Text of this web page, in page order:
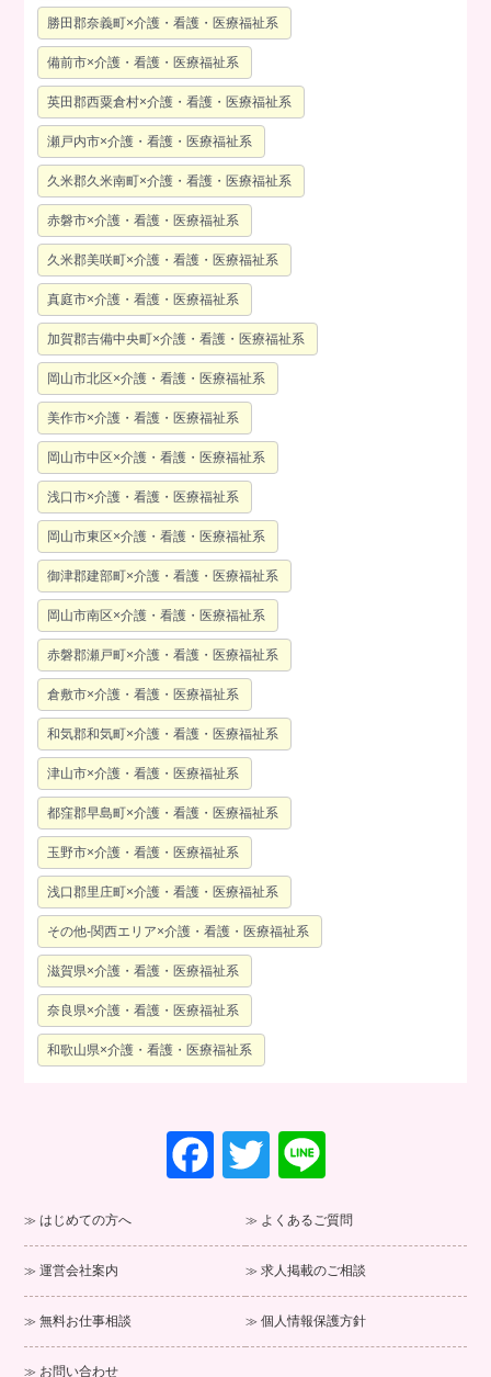
勝田郡奈義町×介護・看護・医療福祉系
備前市×介護・看護・医療福祉系
英田郡西粟倉村×介護・看護・医療福祉系
瀬戸内市×介護・看護・医療福祉系
久米郡久米南町×介護・看護・医療福祉系
赤磐市×介護・看護・医療福祉系
久米郡美咲町×介護・看護・医療福祉系
真庭市×介護・看護・医療福祉系
加賀郡吉備中央町×介護・看護・医療福祉系
岡山市北区×介護・看護・医療福祉系
美作市×介護・看護・医療福祉系
岡山市中区×介護・看護・医療福祉系
浅口市×介護・看護・医療福祉系
岡山市東区×介護・看護・医療福祉系
御津郡建部町×介護・看護・医療福祉系
岡山市南区×介護・看護・医療福祉系
赤磐郡瀬戸町×介護・看護・医療福祉系
倉敷市×介護・看護・医療福祉系
和気郡和気町×介護・看護・医療福祉系
津山市×介護・看護・医療福祉系
都窪郡早島町×介護・看護・医療福祉系
玉野市×介護・看護・医療福祉系
浅口郡里庄町×介護・看護・医療福祉系
その他-関西エリア×介護・看護・医療福祉系
滋賀県×介護・看護・医療福祉系
奈良県×介護・看護・医療福祉系
和歌山県×介護・看護・医療福祉系
F
a
e
b
o
T
wi
tt
er
e
はじめての方へ よくあるご質問
運営会社案内 求人掲載のご相談
無料お仕事相談 個人情報保護方針
お問い合わせ